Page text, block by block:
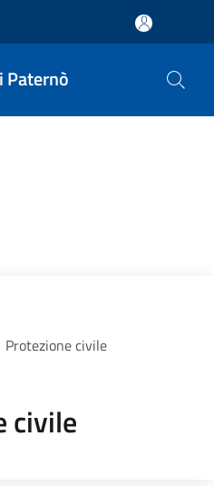
Paternò
Protezione civile
civile